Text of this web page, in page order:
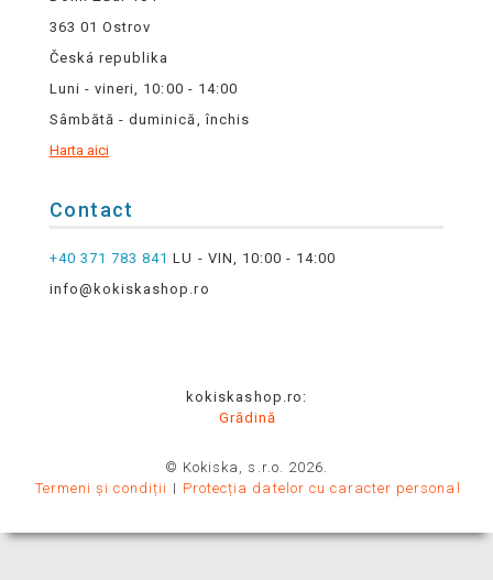
363 01 Ostrov
Česká republika
Luni - vineri, 10:00 - 14:00
Sâmbătă - duminică, închis
Harta aici
Contact
+40 371 783 841 LU - VIN, 10:00 - 14:00
info@kokiskashop.ro
kokiskashop.ro:
Grădină
© Kokiska, s.r.o. 2026.
Termeni și condiții
Protecția datelor cu caracter personal